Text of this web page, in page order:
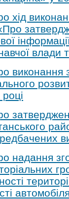
хід
влади
виконання
надання